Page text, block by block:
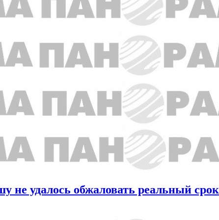
не удалось обжаловать реальный срок